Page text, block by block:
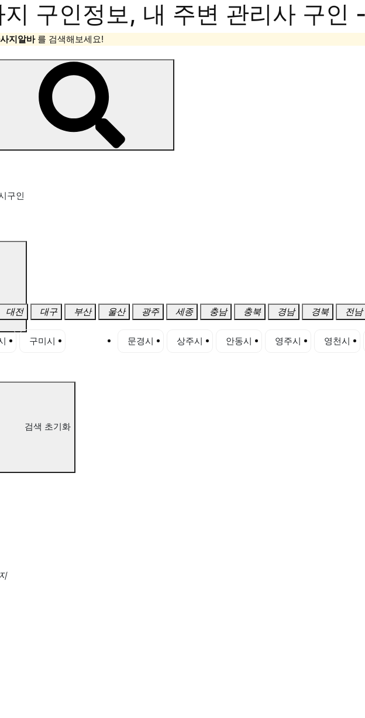
구인정보, 내 주변 관리사 구인
지알바 를 검색해보세요!
구인
대전 대구 부산 울산 광주 세종 충남 충북 경남 경북 전남
구미시 문경시 상주시 안동시 영주시 영천시
검색 초기화